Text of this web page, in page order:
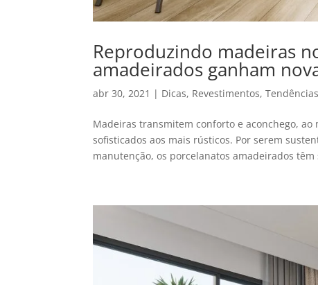
Reproduzindo madeiras
amadeirados ganham
abr 30, 2021 | Dicas, Revestimentos,Tendências
Madeiras transmitem conforto e aconchego,
sofisticados aos mais rústicos. Por serem
manutenção, os porcelanatos amadeirados têm